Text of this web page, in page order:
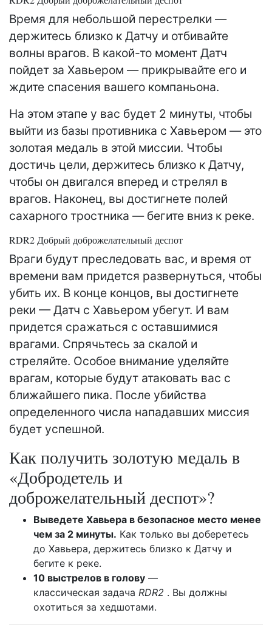
Время для небольшой перестрелки —
держитесь близко к Датчу и отбивайте
волны врагов. В какой-то момент Датч
пойдет за Хавьером — прикрывайте его и
ждите спасения вашего компаньона.
На этом этапе у вас будет 2 минуты, чтобы
выйти из базы противника с Хавьером — это
золотая медаль в этой миссии. Чтобы
достичь цели, держитесь близко к Датчу,
чтобы он двигался вперед и стрелял в
врагов. Наконец, вы достигнете полей
сахарного тростника — бегите вниз к реке.
RDR2 Добрый доброжелательный деспот
Враги будут преследовать вас, и время от
времени вам придется развернуться, чтобы
убить их. В конце концов, вы достигнете
реки — Датч с Хавьером убегут. И вам
придется сражаться с оставшимися
врагами. Спрячьтесь за скалой и
стреляйте. Особое внимание уделяйте
врагам, которые будут атаковать вас с
ближайшего пика. После убийства
определенного числа нападавших миссия
будет успешной.
Как получить золотую медаль в
«Добродетель и
доброжелательный деспот»?
Выведете Хавьера в безопасное место менее
чем за 2 минуты. Как только вы доберетесь
до Хавьера, держитесь близко к Датчу и
бегите к реке.
10 выстрелов в голову —
классическая задача RDR2 . Вы должны
охотиться за хедшотами.